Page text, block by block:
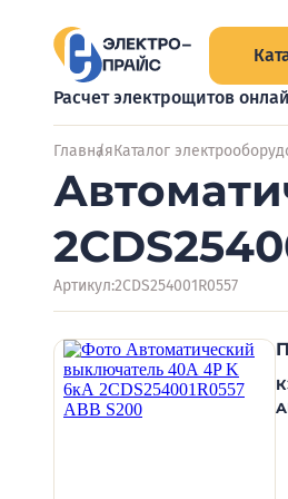
Расчет электрощитов
ГлавнаяКаталог
Артикул:2CDS254001R0557